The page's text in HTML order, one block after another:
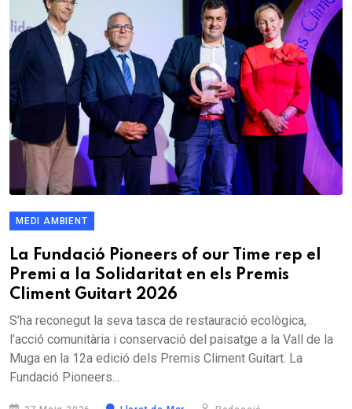
MEDI AMBIENT
La Fundació Pioneers of our Time rep el
Premi a la Solidaritat en els Premis
Climent Guitart 2026
S’ha reconegut la seva tasca de restauració ecològica,
l’acció comunitària i conservació del paisatge a la Vall de la
Muga en la 12a edició dels Premis Climent Guitart. La
Fundació Pioneers...